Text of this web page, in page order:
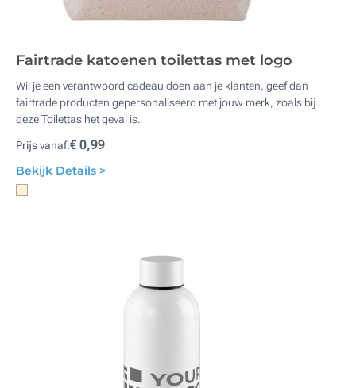
Fairtrade katoenen toilettas met logo
Wil je een verantwoord cadeau doen aan je klanten, geef dan
fairtrade producten gepersonaliseerd met jouw merk, zoals bij
deze Toilettas het geval is.
Prijs vanaf:€ 0,99
Bekijk Details >